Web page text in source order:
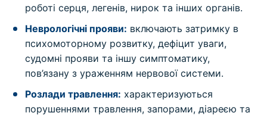
роботі серця, легенів, нирок та інших органів.
Неврологічні прояви: включають затримку в
психомоторному розвитку, дефіцит уваги,
судомні прояви та іншу симптоматику,
пов’язану з ураженням нервової системи.
Розлади травлення: характеризуються
порушеннями травлення, запорами, діареєю та